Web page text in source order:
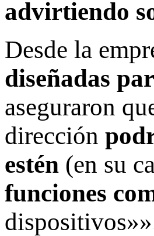
advirtiendo
Desde la
diseñadas
aseguraron
dirección
estén (en su
funciones